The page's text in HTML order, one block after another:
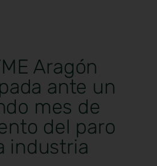
Aragón
ante un
mes de
del paro
industria